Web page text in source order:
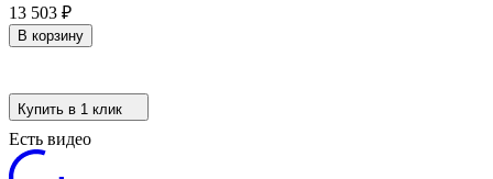
13 503 ₽
В корзину
Купить в 1 клик
Есть видео